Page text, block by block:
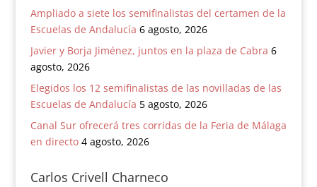
Ampliado a siete los semifinalistas del certamen de la
Escuelas de Andalucía 6 agosto, 2026
Javier y Borja Jiménez, juntos en la plaza de Cabra 6
agosto, 2026
Elegidos los 12 semifinalistas de las novilladas de las
Escuelas de Andalucía 5 agosto, 2026
Canal Sur ofrecerá tres corridas de la Feria de Málaga
en directo 4 agosto, 2026
Carlos Crivell Charneco